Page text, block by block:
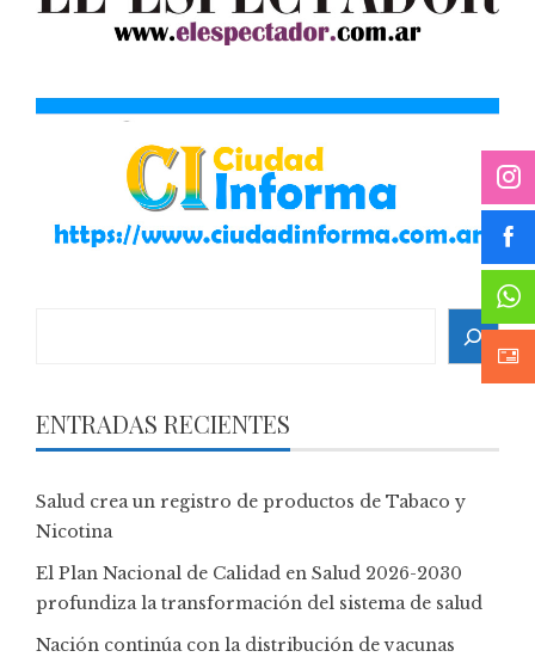
ENTRADAS RECIENTES
Salud crea un registro de productos de Tabaco y
Nicotina
El Plan Nacional de Calidad en Salud 2026-2030
profundiza la transformación del sistema de salud
Nación continúa con la distribución de vacunas